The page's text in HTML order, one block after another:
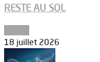
RESTE AU SOL
18 juillet 2026